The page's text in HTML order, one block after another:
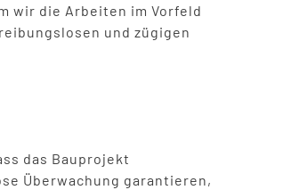
wir die Arbeiten im Vorfeld
und zügigen
das Bauprojekt
Überwachung garantieren,